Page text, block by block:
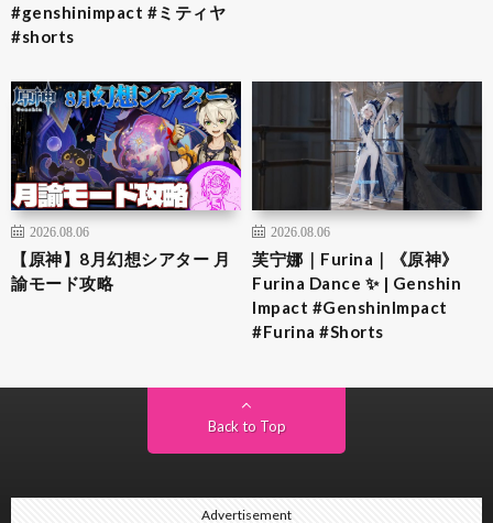
#genshinimpact #ミティヤ
#shorts
2026.08.06
【原神】8月幻想シアター 月
諭モード攻略
2026.08.06
芙宁娜｜Furina｜《原神》
Furina Dance ✨ | Genshin
Impact #GenshinImpact
#Furina #Shorts
Back to Top
Advertisement